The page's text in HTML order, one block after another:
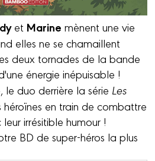
et Marinemènent une vie
elles ne se chamaillent
deux tornades de la bande
énergie inépuisable !
, le duo derrière la série Les
héroïnes en train de combattre
irrésitible humour !
BD de super-héros la plus